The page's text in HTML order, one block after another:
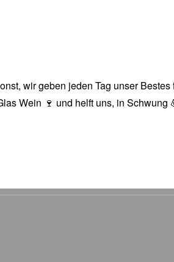
wir geben jeden Tag unser
Wein 🍷 und helft uns, in Schwung